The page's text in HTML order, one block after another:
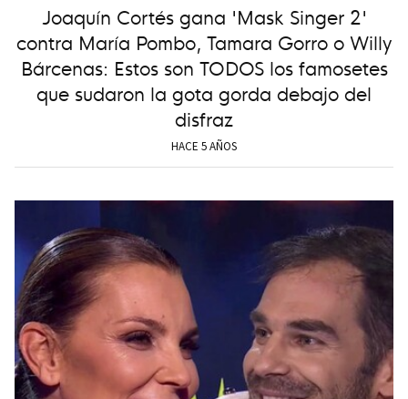
Joaquín Cortés gana 'Mask Singer 2'
contra María Pombo, Tamara Gorro o Willy
Bárcenas: Estos son TODOS los famosetes
que sudaron la gota gorda debajo del
disfraz
HACE 5 AÑOS